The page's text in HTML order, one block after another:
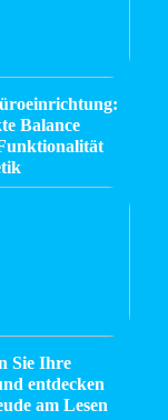
Balance
Sie Ihre
entdecken
am Lesen